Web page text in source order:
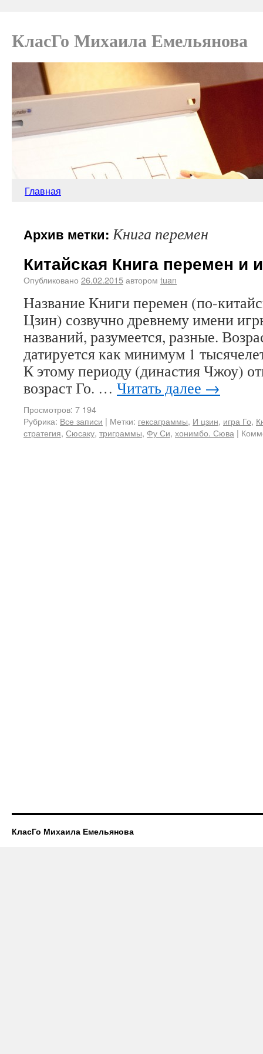
КласГо Михаила Емельянова
Главная
Архив метки:Книга перемен
Китайская Книга перемен и
Опубликовано 26.02.2015автором tuan
Название Книги перемен (по-
Цзин) созвучно древнему имени
названий, разумеется, разные.
датируется как минимум 1
К этому периоду (династия Чжоу)
возраст Го. … Читать далее →
Просмотров: 7 194
Рубрика: Все записи | Метки: гексаграммы, И цзин, игра Го,
стратегия, Сюсаку, триграммы, Фу Си, хонимбо. Сюва |
КласГо Михаила Емельянова